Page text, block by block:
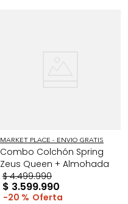
MARKET PLACE - ENVIO GRATIS
Combo Colchón Spring
Zeus Queen + Almohada
$ 4.499.990
$ 3.599.990
20 %